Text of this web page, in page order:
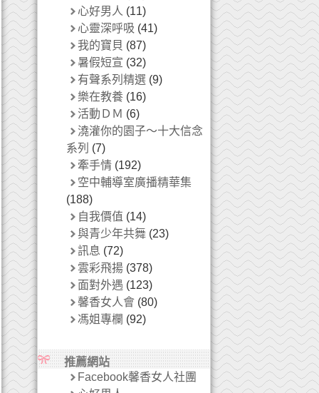
心好男人 (11)
心靈深呼吸 (41)
我的寶貝 (87)
暑假短宣 (32)
有聲系列精選(9)
樂在教養(16)
活動ＤＭ (6)
澆灌你的園子～十大信念
系列 (7)
牽手情(192)
空中輔導室廣播精華集
(188)
自我價值 (14)
與青少年共舞(23)
訊息 (72)
雲彩飛揚(378)
面對外遇 (123)
馨香女人會(80)
馮姐專欄 (92)
推薦網站
Facebook馨香女人社團